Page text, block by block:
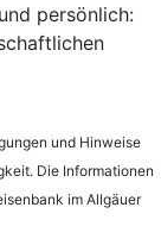
persönlich:
und Hinweise
Die Informationen
im Allgäuer